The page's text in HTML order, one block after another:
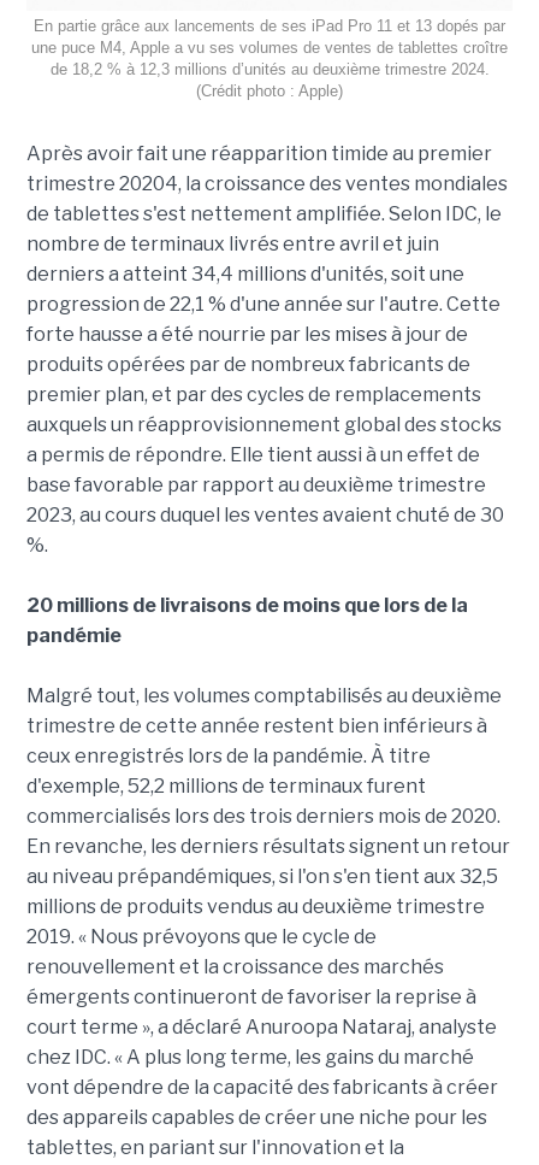
En partie grâce aux lancements de ses iPad Pro 11 et 13 dopés par
une puce M4, Apple a vu ses volumes de ventes de tablettes croître
de 18,2 % à 12,3 millions d’unités au deuxième trimestre 2024.
(Crédit photo : Apple)
Après avoir fait une réapparition timide au premier
trimestre 20204, la croissance des ventes mondiales
de tablettes s'est nettement amplifiée. Selon IDC, le
nombre de terminaux livrés entre avril et juin
derniers a atteint 34,4 millions d'unités, soit une
progression de 22,1 % d'une année sur l'autre. Cette
forte hausse a été nourrie par les mises à jour de
produits opérées par de nombreux fabricants de
premier plan, et par des cycles de remplacements
auxquels un réapprovisionnement global des stocks
a permis de répondre. Elle tient aussi à un effet de
base favorable par rapport au deuxième trimestre
2023, au cours duquel les ventes avaient chuté de 30
%.
20 millions de livraisons de moins que lors de la
pandémie
Malgré tout, les volumes comptabilisés au deuxième
trimestre de cette année restent bien inférieurs à
ceux enregistrés lors de la pandémie. À titre
d'exemple, 52,2 millions de terminaux furent
commercialisés lors des trois derniers mois de 2020.
En revanche, les derniers résultats signent un retour
au niveau prépandémiques, si l'on s'en tient aux 32,5
millions de produits vendus au deuxième trimestre
2019. « Nous prévoyons que le cycle de
renouvellement et la croissance des marchés
émergents continueront de favoriser la reprise à
court terme », a déclaré Anuroopa Nataraj, analyste
chez IDC. « A plus long terme, les gains du marché
vont dépendre de la capacité des fabricants à créer
des appareils capables de créer une niche pour les
tablettes, en pariant sur l'innovation et la